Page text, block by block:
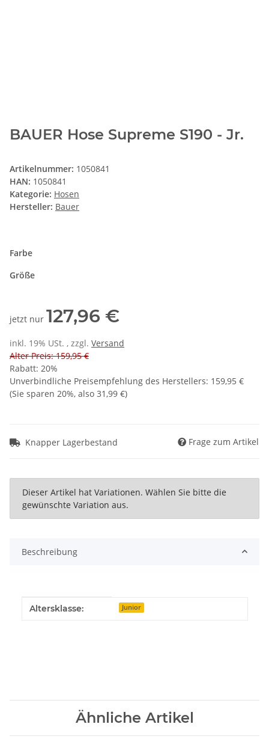
BAUER Hose Supreme S190 - Jr.
Artikelnummer: 1050841
HAN: 1050841
Kategorie: Hosen
Hersteller: Bauer
Farbe
Größe
jetzt nur 127,96 €
inkl. 19% USt. , zzgl. Versand
Alter Preis: 159,95 €
Rabatt: 20%
Unverbindliche Preisempfehlung des Herstellers: 159,95 €
(Sie sparen 20%, also 31,99 €)
Knapper Lagerbestand Frage zum Artikel
x
Dieser Artikel hat Variationen. Wählen Sie bitte die
gewünschte Variation aus.
Beschreibung
Produkteigenschaft
Wert
Altersklasse: Junior
Ähnliche Artikel